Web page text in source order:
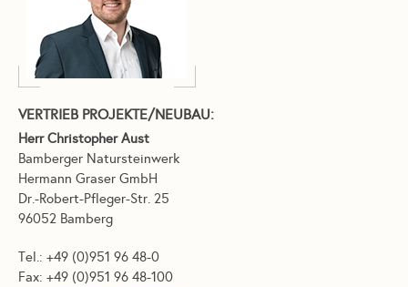
VERTRIEB PROJEKTE/NEUBAU:
Herr Christopher Aust
Bamberger Natursteinwerk
Hermann Graser GmbH
Dr.-Robert-Pfleger-Str. 25
96052 Bamberg
Tel.: +49 (0)951 96 48-0
Fax: +49 (0)951 96 48-100